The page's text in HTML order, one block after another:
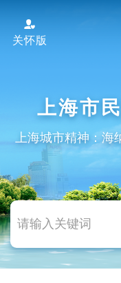
到
主
要
内
容
区
域
关怀版
上海市
上海城市精神：